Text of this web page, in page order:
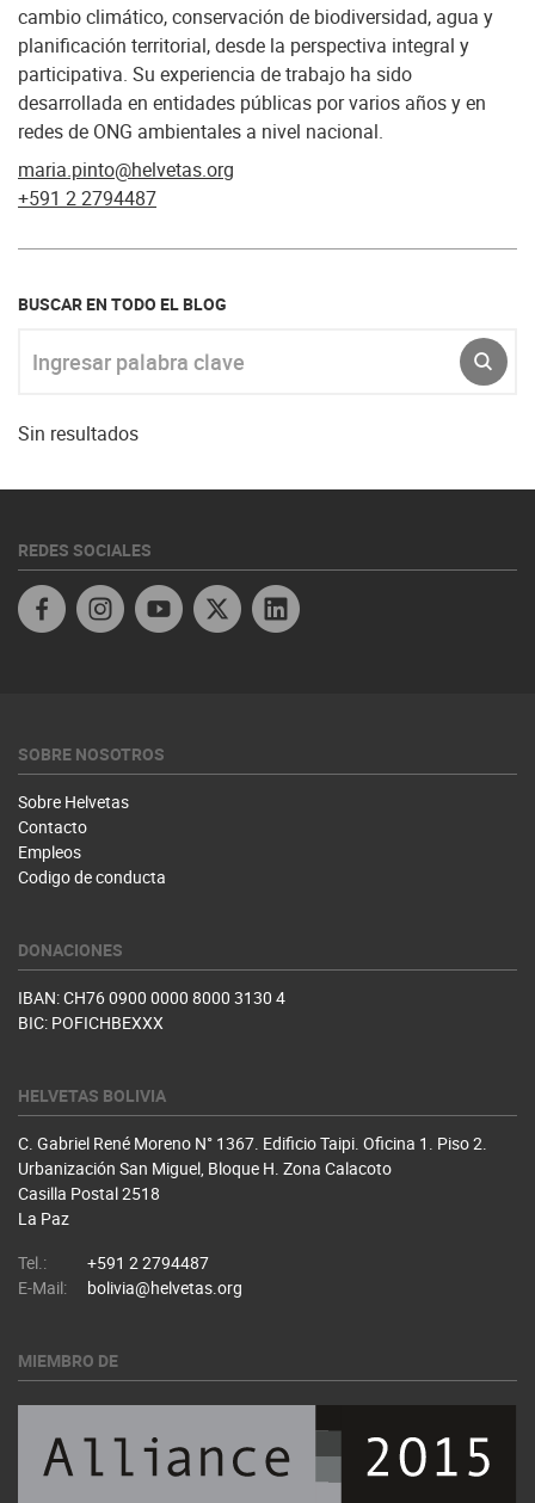
cambio climático, conservación de biodiversidad, agua y
planificación territorial, desde la perspectiva integral y
participativa. Su experiencia de trabajo ha sido
desarrollada en entidades públicas por varios años y en
redes de ONG ambientales a nivel nacional.
maria.pinto@helvetas.org
+591 2 2794487
BUSCAR EN TODO EL BLOG
Sin resultados
REDES SOCIALES
FacebookInstagramYouTube Twitter
SOBRE NOSOTROS
Sobre Helvetas
Contacto
Empleos
Codigo de conducta
DONACIONES
IBAN: CH76 0900 0000 8000 3130 4
BIC: POFICHBEXXX
HELVETAS BOLIVIA
C. Gabriel René Moreno N° 1367. Edificio Taipi. Oficina 1. Piso 2.
Urbanización San Miguel, Bloque H. Zona Calacoto
Casilla Postal 2518
La Paz
Tel.:
+591 2 2794487
E-Mail:
bolivia@helvetas.org
MIEMBRO DE